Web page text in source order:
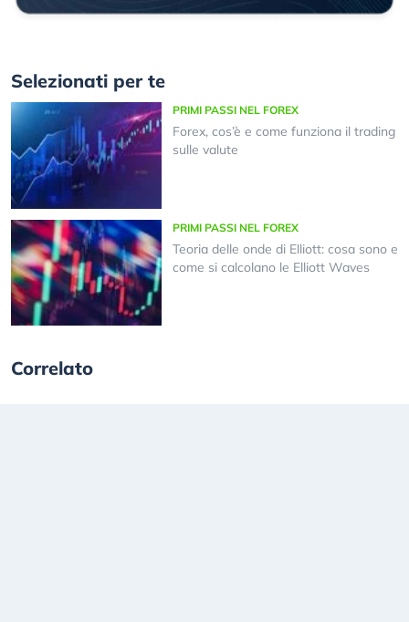
Selezionati per te
PRIMI PASSI NEL FOREX
Forex, cos’è e come funziona il trading
sulle valute
PRIMI PASSI NEL FOREX
Teoria delle onde di Elliott: cosa sono e
come si calcolano le Elliott Waves
Correlato